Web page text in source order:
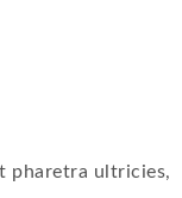
pharetra ultricies,